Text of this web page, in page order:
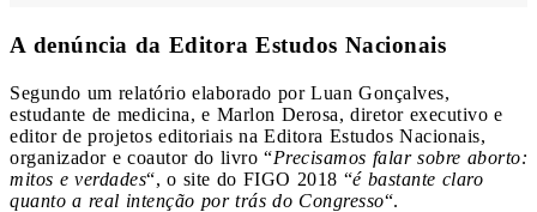
A denúncia da Editora Estudos Nacionais
Segundo um relatório elaborado por Luan Gonçalves,
estudante de medicina, e Marlon Derosa, diretor executivo e
editor de projetos editoriais na Editora Estudos Nacionais,
organizador e coautor do livro “Precisamos falar sobre aborto:
mitos e verdades“, o site do FIGO 2018 “é bastante claro
quanto a real intenção por trás do Congresso“.